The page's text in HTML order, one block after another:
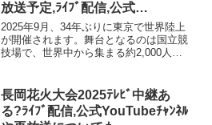
放送予定,ﾗｲﾌﾞ配信,公式
YouTubeﾁｬﾝﾈﾙまとめ
2025年9月、34年ぶりに東京で世界陸上
が開催されます。舞台となるのは国立競
技場で、世界中から集まる約2,000人の
陸上東京の開会式の時間やテレビ中継・
再放送予定、...
長岡花火大会2025ﾃﾚﾋﾞ中継あ
る?ﾗｲﾌﾞ配信,公式YouTubeﾁｬﾝﾈﾙ